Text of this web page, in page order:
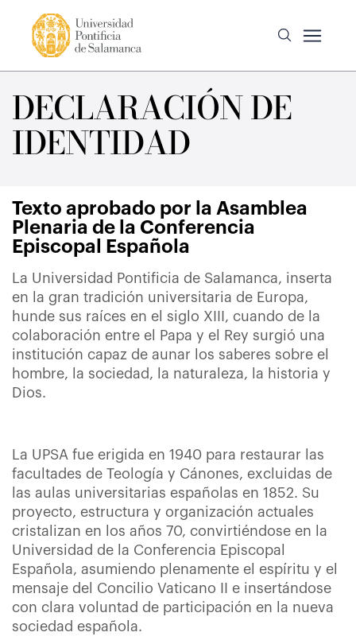
DECLARACIÓN DE
IDENTIDAD
Texto aprobado por la Asamblea
Plenaria de la Conferencia
Episcopal Española
La Universidad Pontificia de Salamanca, inserta
en la gran tradición universitaria de Europa,
hunde sus raíces en el siglo XIII, cuando de la
colaboración entre el Papa y el Rey surgió una
institución capaz de aunar los saberes sobre el
hombre, la sociedad, la naturaleza, la historia y
Dios.
La UPSA fue erigida en 1940 para restaurar las
facultades de Teología y Cánones, excluidas de
las aulas universitarias españolas en 1852. Su
proyecto, estructura y organización actuales
cristalizan en los años 70, convirtiéndose en la
Universidad de la Conferencia Episcopal
Española, asumiendo plenamente el espíritu y el
mensaje del Concilio Vaticano II e insertándose
con clara voluntad de participación en la nueva
sociedad española.